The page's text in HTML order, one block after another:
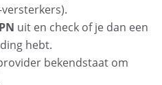
uit en check of je dan een
hebt.
bekendstaat om